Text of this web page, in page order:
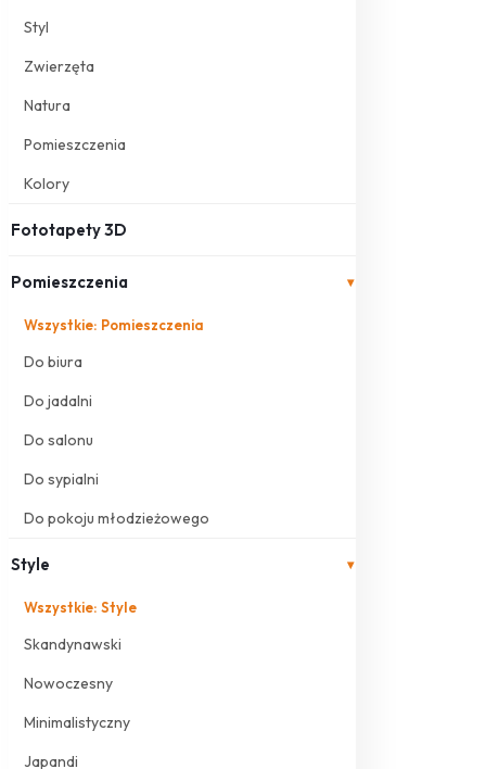
Styl
Zwierzęta
Natura
Pomieszczenia
Kolory
Fototapety 3D
Pomieszczenia ▾
Wszystkie: Pomieszczenia
Do biura
Do jadalni
Do salonu
Do sypialni
Do pokoju młodzieżowego
Style ▾
Wszystkie: Style
Skandynawski
Nowoczesny
Minimalistyczny
Japandi